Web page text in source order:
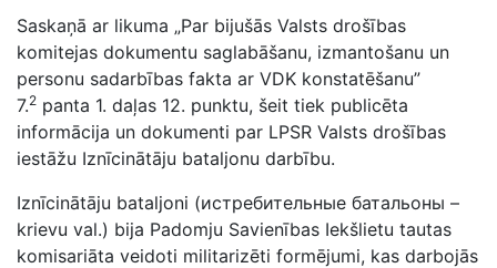
Saskaņā ar likuma „Par bijušās Valsts drošības
komitejas dokumentu saglabāšanu, izmantošanu un
personu sadarbības fakta ar VDK konstatēšanu”
7.2 panta 1. daļas 12. punktu, šeit tiek publicēta
informācija un dokumenti par LPSR Valsts drošības
iestāžu Iznīcinātāju bataljonu darbību.
Iznīcinātāju bataljoni (истребительные батальоны –
krievu val.) bija Padomju Savienības Iekšlietu tautas
komisariāta veidoti militarizēti formējumi, kas darbojās